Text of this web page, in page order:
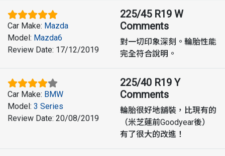
Car Make: Mazda
Model: Mazda6
Review Date: 17/12/2019
225/45 R19 W
Comments
對一切印象深刻。輪胎性能
完全符合說明。
Car Make: BMW
Model: 3 Series
Review Date: 20/08/2019
225/40 R19 Y
Comments
輪胎很好地舖裝，比現有的
（米芝蓮前Goodyear後）
有了很大的改進！